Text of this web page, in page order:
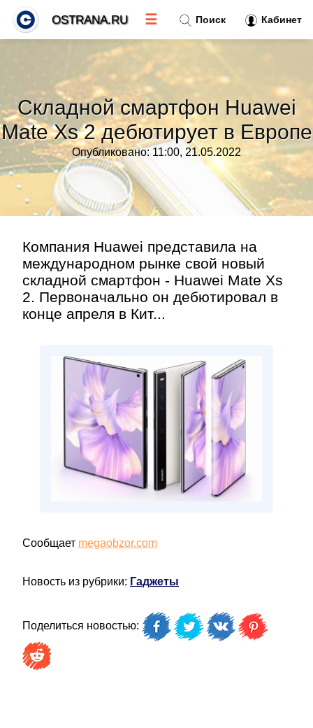
Складной смартфон Huawei
Mate Xs 2 дебютирует в Европе
Опубликовано: 11:00, 21.05.2022
Компания Huawei представила на
международном рынке свой новый
складной смартфон - Huawei Mate Xs
2. Первоначально он дебютировал в
конце апреля в Кит...
Сообщает megaobzor.com
Новость из рубрики: Гаджеты
Поделиться новостью:
Поиск Кабинет
OSTRANA.RU ☰
Тренды новостей»
Рубрики»
Правила»
Контакт»